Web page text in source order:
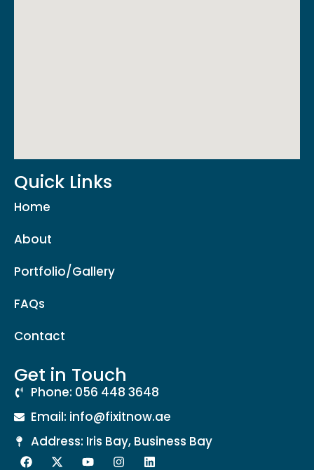
Quick Links
Home
About
Portfolio/Gallery
FAQs
Contact
Get in Touch
Phone: 056 448 3648
Email: info@fixitnow.ae
Address: Iris Bay, Business Bay